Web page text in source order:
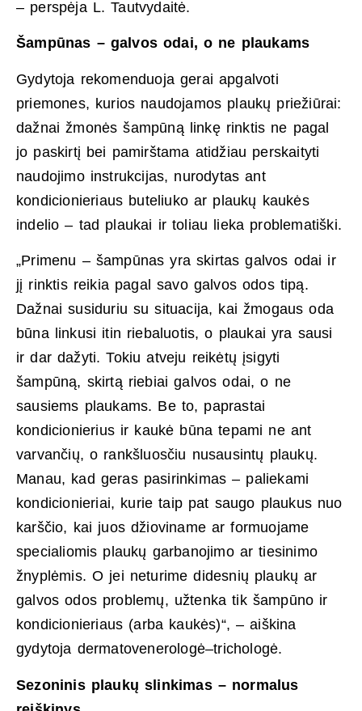
– perspėja L. Tautvydaitė.
Šampūnas – galvos odai, o ne plaukams
Gydytoja rekomenduoja gerai apgalvoti
priemones, kurios naudojamos plaukų priežiūrai:
dažnai žmonės šampūną linkę rinktis ne pagal
jo paskirtį bei pamirštama atidžiau perskaityti
naudojimo instrukcijas, nurodytas ant
kondicionieriaus buteliuko ar plaukų kaukės
indelio – tad plaukai ir toliau lieka problematiški.
„Primenu – šampūnas yra skirtas galvos odai ir
jį rinktis reikia pagal savo galvos odos tipą.
Dažnai susiduriu su situacija, kai žmogaus oda
būna linkusi itin riebaluotis, o plaukai yra sausi
ir dar dažyti. Tokiu atveju reikėtų įsigyti
šampūną, skirtą riebiai galvos odai, o ne
sausiems plaukams. Be to, paprastai
kondicionierius ir kaukė būna tepami ne ant
varvančių, o rankšluosčiu nusausintų plaukų.
Manau, kad geras pasirinkimas – paliekami
kondicionieriai, kurie taip pat saugo plaukus nuo
karščio, kai juos džioviname ar formuojame
specialiomis plaukų garbanojimo ar tiesinimo
žnyplėmis. O jei neturime didesnių plaukų ar
galvos odos problemų, užtenka tik šampūno ir
kondicionieriaus (arba kaukės)“, – aiškina
gydytoja dermatovenerologė–trichologė.
Sezoninis plaukų slinkimas – normalus